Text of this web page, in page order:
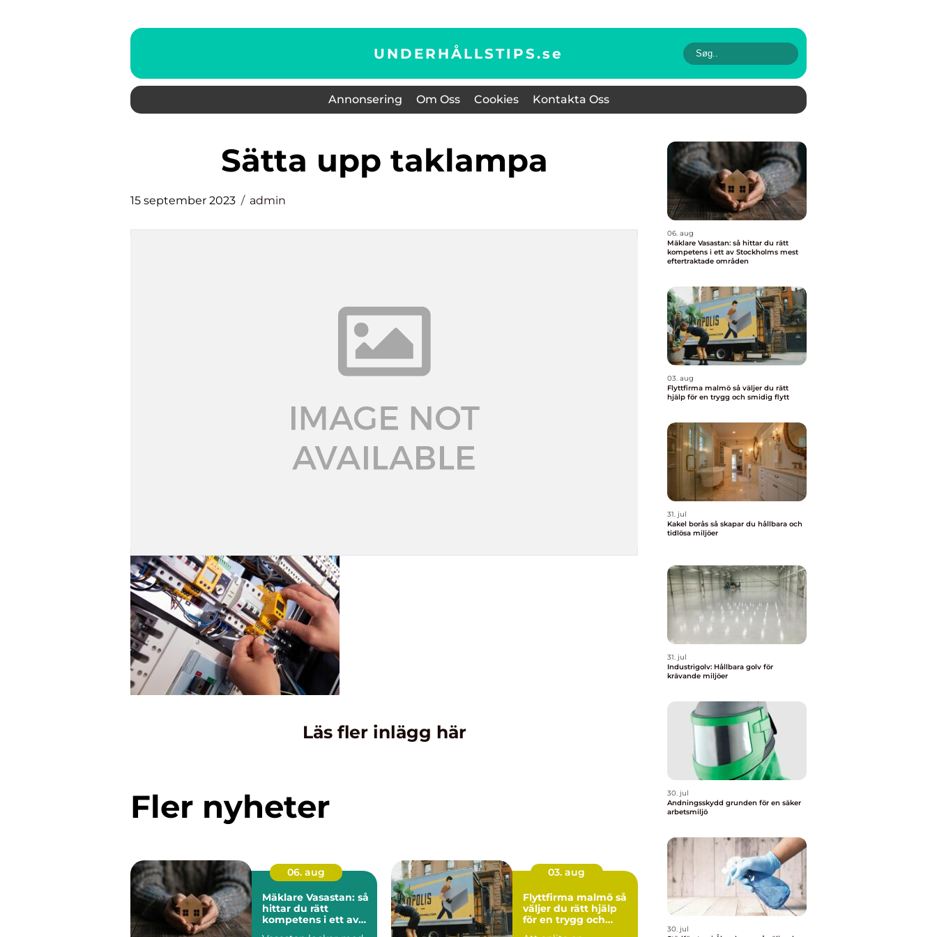
UNDERHÅLLSTIPS.se
Annonsering Om Oss Cookies Kontakta Oss
sätta upp taklampa
15 september 2023 admin
Läs fler inlägg här
Fler nyheter
06. aug
Mäklare Vasastan: så
hittar du rätt
kompetens i ett av
03. aug
Flyttfirma malmö så
väljer du rätt hjälp
för en trygg och
06. aug
Mäklare Vasastan: så hittar du rätt
kompetens i ett av Stockholms mest
eftertraktade områden
03. aug
Flyttfirma malmö så väljer du rätt
hjälp för en trygg och smidig flytt
31. jul
Kakel borås så skapar du hållbara och
tidlösa miljöer
31. jul
Industrigolv: Hållbara golv för
krävande miljöer
30. jul
Andningsskydd grunden för en säker
arbetsmiljö
30. jul